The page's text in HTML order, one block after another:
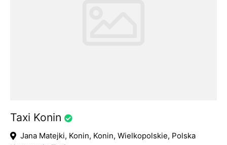
Taxi Konin
Jana Matejki, Konin, Konin, Wielkopolskie, Polska